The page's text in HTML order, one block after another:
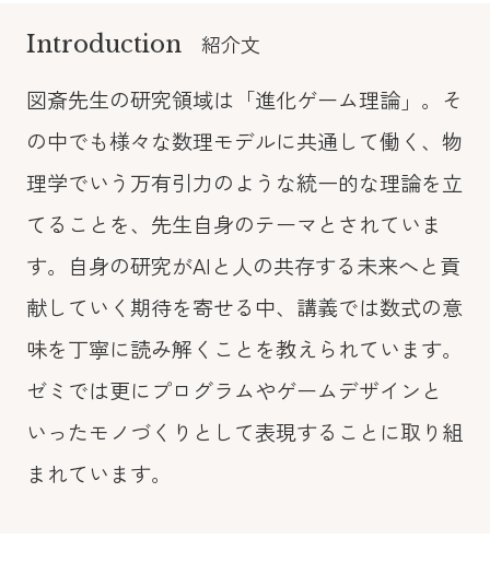
Introduction 紹介文
図斎先生の研究領域は「進化ゲーム理論」。そ
の中でも様々な数理モデルに共通して働く、物
理学でいう万有引力のような統一的な理論を立
てることを、先生自身のテーマとされていま
す。自身の研究がAIと人の共存する未来へと貢
献していく期待を寄せる中、講義では数式の意
味を丁寧に読み解くことを教えられています。
ゼミでは更にプログラムやゲームデザインと
いったモノづくりとして表現することに取り組
まれています。